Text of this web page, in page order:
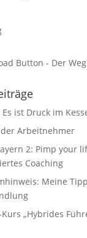
ist Druck im
Arbeitnehmer
2: Pimp your
Coaching
Meine
„Hybrides